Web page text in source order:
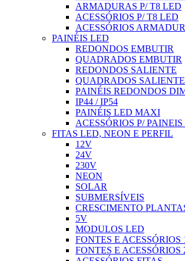
ARMADURAS P/ T8 LED
ACESSÓRIOS P/ T8 LED
ACESSÓRIOS
PAINÉIS LED
REDONDOS EMBUTIR
QUADRADOS EMBUTIR
REDONDOS SALIENTE
QUADRADOS SALIENTE
PAINÉIS REDONDOS
IP44 / IP54
PAINÉIS LED MAXI
ACESSÓRIOS P/
FITAS LED, NEON E PERFIL
12V
24V
230V
NEON
SOLAR
SUBMERSÍVEIS
CRESCIMENTO
5V
MODULOS LED
FONTES E ACESSÓRIOS
FONTES E ACESSÓRIOS